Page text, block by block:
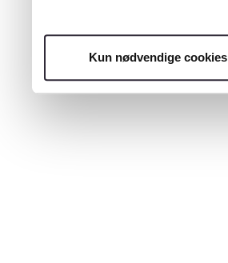
Kun nødvendige cookies